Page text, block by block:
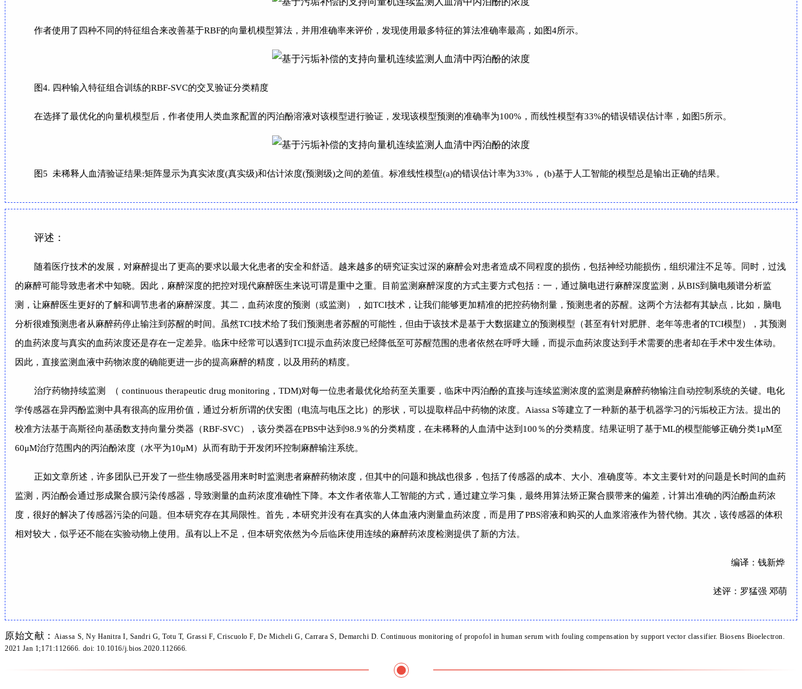
作者使用了四种不同的特征组合来改善基于RBF的向量机模型算法，并用准确率来评价，发现使用最多特征的算法准确率最高，如图4所示。
图4. 四种输入特征组合训练的RBF-SVC的交叉验证分类精度
在选择了最优化的向量机模型后，作者使用人类血浆配置的丙泊酚溶液对该模型进行验证，发现该模型预测的准确率为100%，而线性模型有33%的错误错误估计率，如图5所示。
图5 未稀释人血清验证结果:矩阵显示为真实浓度(真实级)和估计浓度(预测级)之间的差值。标准线性模型(a)的错误估计率为33%， (b)基于人工智能的模型总是输出正确的结果。
评述：
随着医疗技术的发展，对麻醉提出了更高的要求以最大化患者的安全和舒适。越来越多的研究证实过深的麻醉会对患者造成不同程度的损伤，包括神经功能损伤，组织灌注不足等。同时，过浅
的麻醉可能导致患者术中知晓。因此，麻醉深度的把控对现代麻醉医生来说可谓是重中之重。目前监测麻醉深度的方式主要方式包括：一，通过脑电进行麻醉深度监测，从BIS到脑电频谱分析监
测，让麻醉医生更好的了解和调节患者的麻醉深度。其二，血药浓度的预测（或监测），如TCI技术，让我们能够更加精准的把控药物剂量，预测患者的苏醒。这两个方法都有其缺点，比如，脑电
分析很难预测患者从麻醉药停止输注到苏醒的时间。虽然TCI技术给了我们预测患者苏醒的可能性，但由于该技术是基于大数据建立的预测模型（甚至有针对肥胖、老年等患者的TCI模型），其预测
的血药浓度与真实的血药浓度还是存在一定差异。临床中经常可以遇到TCI提示血药浓度已经降低至可苏醒范围的患者依然在呼呼大睡，而提示血药浓度达到手术需要的患者却在手术中发生体动。
因此，直接监测血液中药物浓度的确能更进一步的提高麻醉的精度，以及用药的精度。
治疗药物持续监测 （ continuous therapeutic drug monitoring，TDM)对每一位患者最优化给药至关重要，临床中丙泊酚的直接与连续监测浓度的监测是麻醉药物输注自动控制系统的关键。电化
学传感器在异丙酚监测中具有很高的应用价值，通过分析所谓的伏安图（电流与电压之比）的形状，可以提取样品中药物的浓度。Aiassa S等建立了一种新的基于机器学习的污垢校正方法。提出的
校准方法基于高斯径向基函数支持向量分类器（RBF-SVC），该分类器在PBS中达到98.9％的分类精度，在未稀释的人血清中达到100％的分类精度。结果证明了基于ML的模型能够正确分类1μM至
60μM治疗范围内的丙泊酚浓度（水平为10μM）从而有助于开发闭环控制麻醉输注系统。
正如文章所述，许多团队已开发了一些生物感受器用来时时监测患者麻醉药物浓度，但其中的问题和挑战也很多，包括了传感器的成本、大小、准确度等。本文主要针对的问题是长时间的血药
监测，丙泊酚会通过形成聚合膜污染传感器，导致测量的血药浓度准确性下降。本文作者依靠人工智能的方式，通过建立学习集，最终用算法矫正聚合膜带来的偏差，计算出准确的丙泊酚血药浓
度，很好的解决了传感器污染的问题。但本研究存在其局限性。首先，本研究并没有在真实的人体血液内测量血药浓度，而是用了PBS溶液和购买的人血浆溶液作为替代物。其次，该传感器的体积
相对较大，似乎还不能在实验动物上使用。虽有以上不足，但本研究依然为今后临床使用连续的麻醉药浓度检测提供了新的方法。
编译：钱新烨
述评：罗猛强 邓萌
原始文献： Aiassa S, Ny Hanitra I, Sandri G, Totu T, Grassi F, Criscuolo F, De Micheli G, Carrara S, Demarchi D. Continuous monitoring of propofol in human serum with fouling compensation by support vector classifier. Biosens Bioelectron.
2021 Jan 1;171:112666. doi: 10.1016/j.bios.2020.112666.